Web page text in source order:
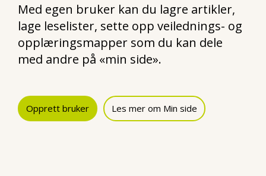
Med egen bruker kan du lagre artikler,
lage leselister, sette opp veilednings- og
opplæringsmapper som du kan dele
med andre på «min side».
Opprett bruker Les mer om Min side